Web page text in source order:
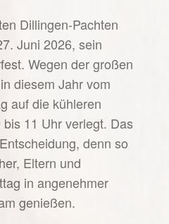
Dillingen-Pachten
Juni 2026, sein
Wegen der großen
diesem Jahr vom
auf die kühleren
11 Uhr verlegt. Das
denn so
Eltern und
in angenehmer
genießen.